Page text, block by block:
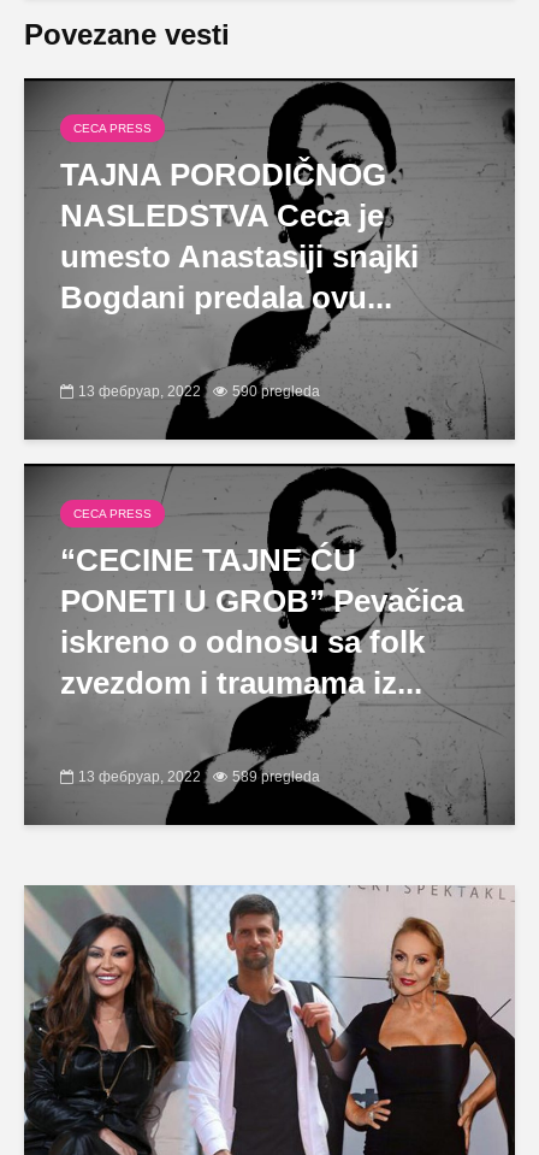
Povezane vesti
CECA PRESS
TAJNA PORODIČNOG
NASLEDSTVA Ceca je
umesto Anastasiji snajki
Bogdani predala ovu...
13 фебруар, 2022 590 pregleda
CECA PRESS
“CECINE TAJNE ĆU
PONETI U GROB” Pevačica
iskreno o odnosu sa folk
zvezdom i traumama iz...
13 фебруар, 2022 589 pregleda